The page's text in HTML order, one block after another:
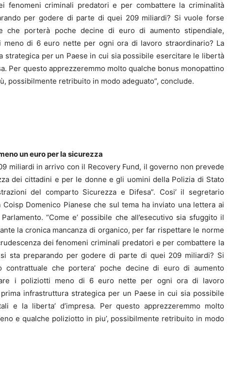
fenomeni criminali predatori e per combattere la criminalità
per godere di parte di quei 209 miliardi? Si vuole forse
che porterà poche decine di euro di aumento stipendiale,
meno di 6 euro nette per ogni ora di lavoro straordinario? La
strategica per un Paese in cui sia possibile esercitare le libertà
Per questo apprezzeremmo molto qualche bonus monopattino
possibilmente retribuito in modo adeguato”, conclude.
un euro per la sicurezza
miliardi in arrivo con il Recovery Fund, il governo non prevede
dei cittadini e per le donne e gli uomini della Polizia di Stato
del comparto Sicurezza e Difesa”. Cosi’ il segretario
Domenico Pianese che sul tema ha inviato una lettera ai
“Come e’ possibile che all’esecutivo sia sfuggito il
la cronica mancanza di organico, per far rispettare le norme
dei fenomeni criminali predatori e per combattere la
si sta preparando per godere di parte di quei 209 miliardi? Si
che portera’ poche decine di euro di aumento
i poliziotti meno di 6 euro nette per ogni ora di lavoro
infrastruttura strategica per un Paese in cui sia possibile
e la liberta’ d’impresa. Per questo apprezzeremmo molto
e qualche poliziotto in piu’, possibilmente retribuito in modo